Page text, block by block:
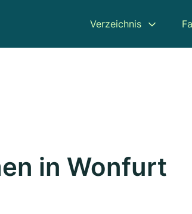
Verzeichnis
in Wonfurt